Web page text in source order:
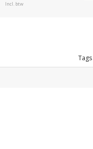
Incl. btw